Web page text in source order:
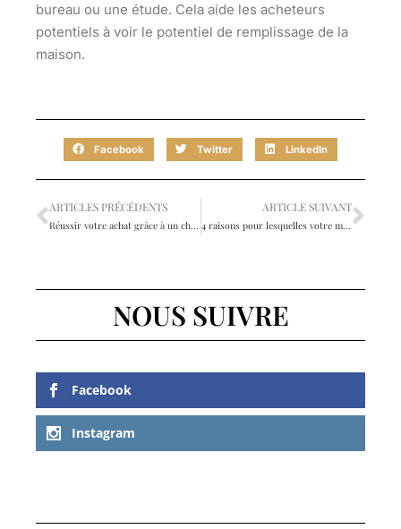
bureau ou une étude. Cela aide les acheteurs
potentiels à voir le potentiel de remplissage de la
maison.
Facebook Twitter LinkedIn
ARTICLES PRÉCÉDENTS
Réussir votre achat grâce à un chasseur immobilier
ARTICLE SUIVANT
4 raisons pour lesquelles votre maison devrait avoir un système de cinéma maison
NOUS SUIVRE
Facebook
Instagram